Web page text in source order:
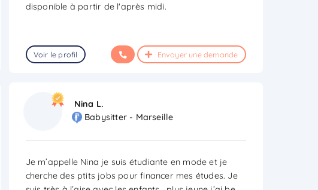
disponible à partir de l'après midi.
Voir le profil Envoyer une demande
Nina L.
Babysitter - Marseille
Je m’appelle Nina je suis étudiante en mode et je
cherche des ptits jobs pour financer mes études. Je